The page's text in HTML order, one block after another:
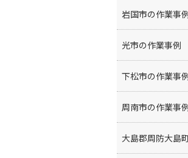
岩国市の作業事
光市の作業事例
下松市の作業事
周南市の作業事
大島郡周防大島